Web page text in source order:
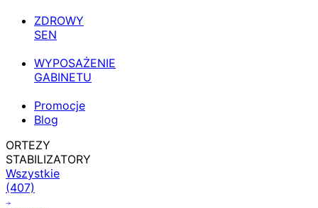
ZDROWY
SEN
WYPOSAŻENIE
GABINETU
Promocje
Blog
ORTEZY
STABILIZATORY
Wszystkie
(407)